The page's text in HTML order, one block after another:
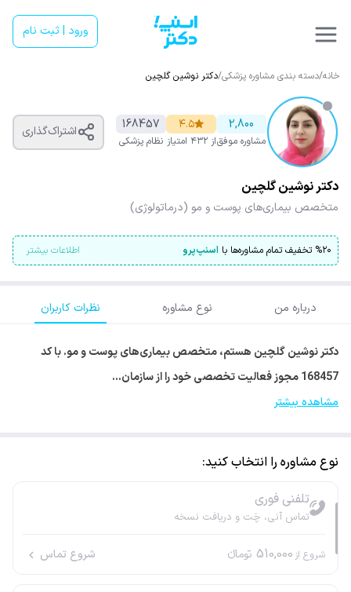
ورود | ثبت نام
خانه/دسته بندی مشاوره پزشکی/دکتر نوشین گلچین
2,800
مشاوره موفق
۴.۵
از ۴۳۲ امتیاز
168457
نظام پزشکی
اشتراک‌گذاری
دکتر نوشین گلچین
متخصص بیماری‌های پوست و مو (درماتولوژی)
%۲۰ تخفیف تمام مشاوره‌ها با اسنپ‌پرو اطلاعات بیشتر
درباره من نوع مشاوره نظرات کاربران
دکتر نوشین گلچین هستم، متخصص بیماری‌های پوست و مو. با کد
168457 مجوز فعالیت تخصصی خود را از سازمان…
مشاهده بیشتر
نوع مشاوره را انتخاب کنید:
تلفنی فوری
تماس آنی، چَت و دریافت نسخه
شروع از 510,000 تومانء شروع تماس